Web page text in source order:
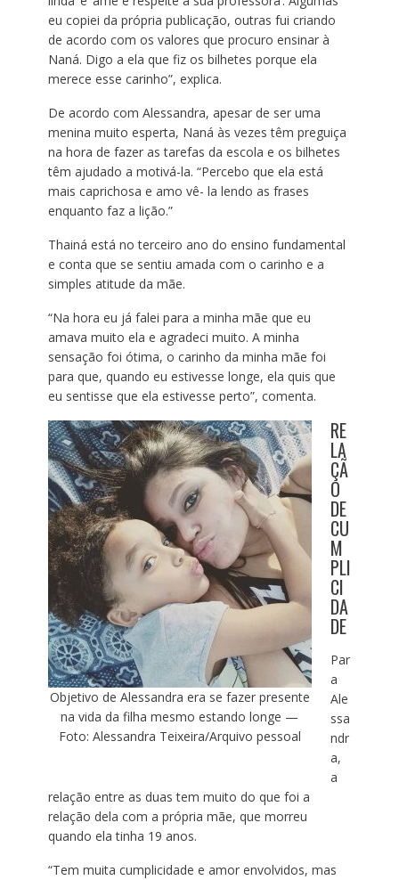
eu copiei da própria publicação, outras fui criando
de acordo com os valores que procuro ensinar à
Naná. Digo a ela que fiz os bilhetes porque ela
merece esse carinho”, explica.
De acordo com Alessandra, apesar de ser uma
menina muito esperta, Naná às vezes têm preguiça
na hora de fazer as tarefas da escola e os bilhetes
têm ajudado a motivá-la. “Percebo que ela está
mais caprichosa e amo vê- la lendo as frases
enquanto faz a lição.”
Thainá está no terceiro ano do ensino fundamental
e conta que se sentiu amada com o carinho e a
simples atitude da mãe.
“Na hora eu já falei para a minha mãe que eu
amava muito ela e agradeci muito. A minha
sensação foi ótima, o carinho da minha mãe foi
para que, quando eu estivesse longe, ela quis que
eu sentisse que ela estivesse perto”, comenta.
Objetivo de Alessandra era se fazer presente
na vida da filha mesmo estando longe —
Foto: Alessandra Teixeira/Arquivo pessoal
RE
LA
ÇÃ
O
DE
CU
M
PLI
CI
DA
DE
Par
a
Ale
ssa
ndr
a,
a
relação entre as duas tem muito do que foi a
relação dela com a própria mãe, que morreu
quando ela tinha 19 anos.
“Tem muita cumplicidade e amor envolvidos, mas